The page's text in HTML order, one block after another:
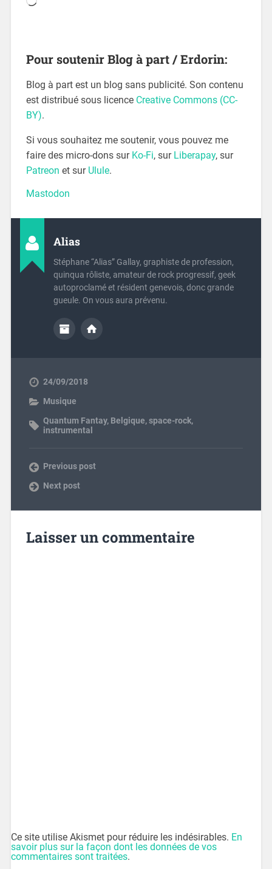
Pour soutenir Blog à part / Erdorin:
Blog à part est un blog sans publicité. Son contenu
est distribué sous licence Creative Commons (CC-
BY).
Si vous souhaitez me soutenir, vous pouvez me
faire des micro-dons sur Ko-Fi, sur Liberapay, sur
Patreon et sur Ulule.
Mastodon
Alias
Stéphane “Alias” Gallay, graphiste de profession,
quinqua rôliste, amateur de rock progressif, geek
autoproclamé et résident genevois, donc grande
gueule. On vous aura prévenu.
24/09/2018
Musique
Quantum Fantay, Belgique,space-rock,
instrumental
Previous post
Next post
Laisser un commentaire
Ce site utilise Akismet pour réduire les indésirables. En
savoir plus sur la façon dont les données de vos
commentaires sont traitées.